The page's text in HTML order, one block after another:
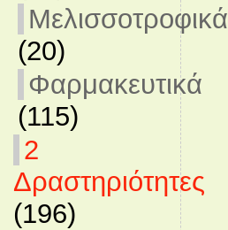
Μελισσοτροφικά
(20)
Φαρμακευτικά
(115)
2
Δραστηριότητες
(196)